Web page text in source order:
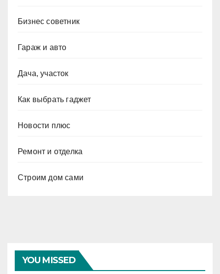
Бизнес советник
Гараж и авто
Дача, участок
Как выбрать гаджет
Новости плюс
Ремонт и отделка
Строим дом сами
YOU MISSED